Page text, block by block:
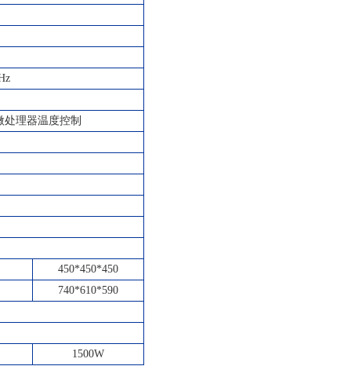
理器温度控制
450*450*450
740*610*590
1500W